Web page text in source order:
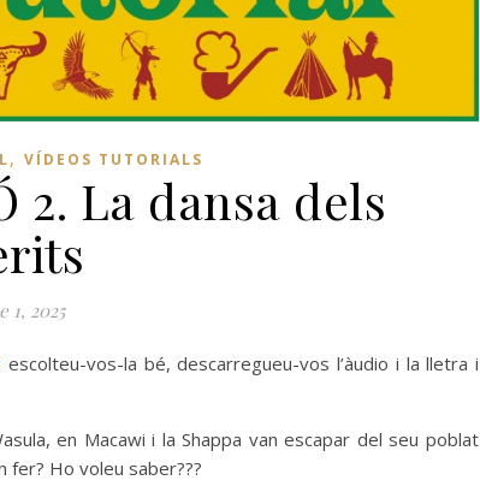
, VÍDEOS TUTORIALS
2. La dansa dels
1, 2025
escolteu-vos-la bé, descarregueu-vos l’àudio i la lletra i
en Macawi i la Shappa van escapar del seu poblat
fer? Ho voleu saber???